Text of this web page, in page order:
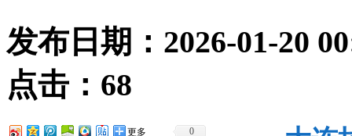
发布日期： 2026-01-20
点击： 68
更多 0